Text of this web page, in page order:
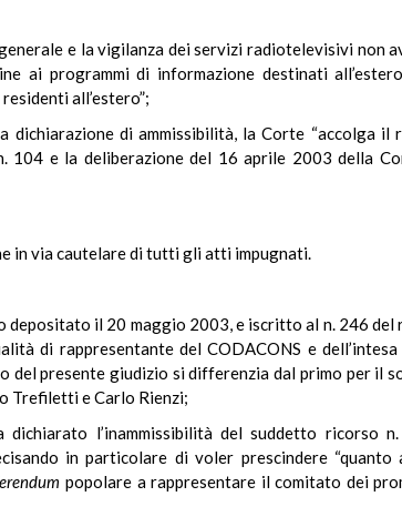
e la vigilanza dei servizi radiotelevisivi non
ai programmi di informazione destinati
all’estero”;
di ammissibilità, la Corte “accolga il
e la deliberazione del 16 aprile 2003 della
in via cautelare di tutti gli atti impugnati.
depositato il 20 maggio 2003, e iscritto al n. 246
di rappresentante del CODACONS e
del presente giudizio si differenzia dal primo per
Trefiletti e Carlo Rienzi;
dichiarato l’inammissibilità del suddetto ricorso
in particolare di voler prescindere
popolare a rappresentare il comitato dei